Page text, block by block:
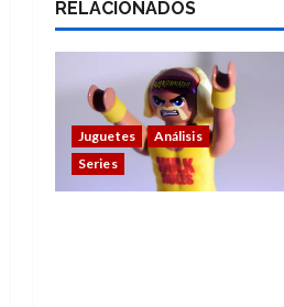
RELACIONADOS
Juguetes
Análisis
Series